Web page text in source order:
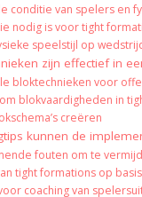
conditie van spelers en
nodig is voor tight
speelstijl op
zijn effectief in
bloktechnieken voor
blokvaardigheden in
creëren
kunnen de
fouten om te
tight formations op
coaching van